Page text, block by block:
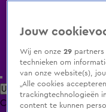
Uitzending Gemist Populaire
ClipsFilmsRadioSmart
Jouw
Wij en onze29 partners
technieken om
van onze website(s),
„Alle cookies
trackingtechnologieën
content te kunnen